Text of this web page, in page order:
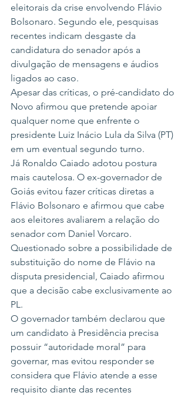
eleitorais da crise envolvendo Flávio
Bolsonaro. Segundo ele, pesquisas
recentes indicam desgaste da
candidatura do senador após a
divulgação de mensagens e áudios
ligados ao caso.
Apesar das críticas, o pré-candidato do
Novo afirmou que pretende apoiar
qualquer nome que enfrente o
presidente Luiz Inácio Lula da Silva (PT)
em um eventual segundo turno.
Já Ronaldo Caiado adotou postura
mais cautelosa. O ex-governador de
Goiás evitou fazer críticas diretas a
Flávio Bolsonaro e afirmou que cabe
aos eleitores avaliarem a relação do
senador com Daniel Vorcaro.
Questionado sobre a possibilidade de
substituição do nome de Flávio na
disputa presidencial, Caiado afirmou
que a decisão cabe exclusivamente ao
PL.
O governador também declarou que
um candidato à Presidência precisa
possuir “autoridade moral” para
governar, mas evitou responder se
considera que Flávio atende a esse
requisito diante das recentes